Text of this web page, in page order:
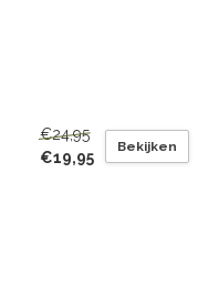
€24,95
€19,95
Bekijken